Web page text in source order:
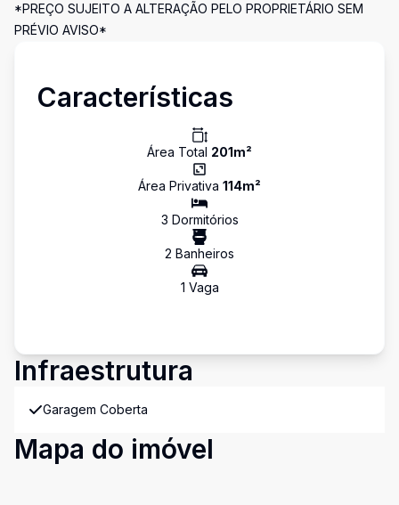
*PREÇO SUJEITO A ALTERAÇÃO PELO PROPRIETÁRIO SEM
PRÉVIO AVISO*
Características
Área Total 201m²
Área Privativa 114m²
3 Dormitórios
2 Banheiros
1 Vaga
Infraestrutura
Garagem Coberta
Mapa do imóvel